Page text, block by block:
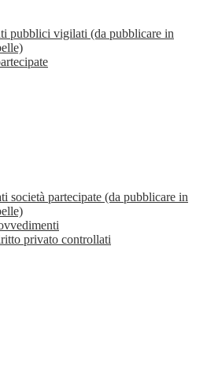
pubblici vigilati (da pubblicare in
società partecipate (da pubblicare in
privato controllati